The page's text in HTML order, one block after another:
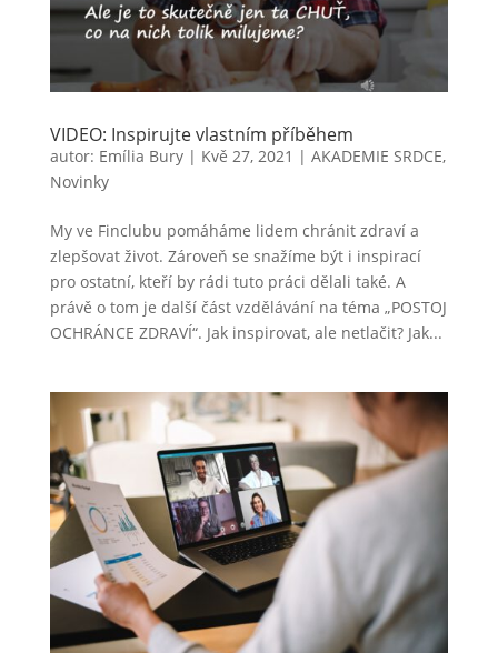
VIDEO: Inspirujte vlastním příběhem
autor: Emília Bury| Kvě 27, 2021 | AKADEMIE SRDCE,
Novinky
My ve Finclubu pomáháme lidem chránit zdraví a
zlepšovat život. Zároveň se snažíme být i inspirací
pro ostatní, kteří by rádi tuto práci dělali také. A
právě o tom je další část vzdělávání na téma „POSTOJ
OCHRÁNCE ZDRAVÍ“. Jak inspirovat, ale netlačit? Jak...